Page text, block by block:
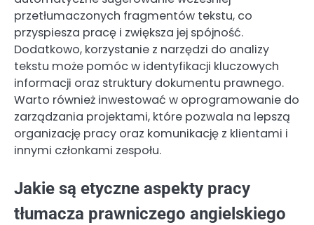
przetłumaczonych fragmentów tekstu, co
przyspiesza pracę i zwiększa jej spójność.
Dodatkowo, korzystanie z narzędzi do analizy
tekstu może pomóc w identyfikacji kluczowych
informacji oraz struktury dokumentu prawnego.
Warto również inwestować w oprogramowanie do
zarządzania projektami, które pozwala na lepszą
organizację pracy oraz komunikację z klientami i
innymi członkami zespołu.
Jakie są etyczne aspekty pracy
tłumacza prawniczego angielskiego